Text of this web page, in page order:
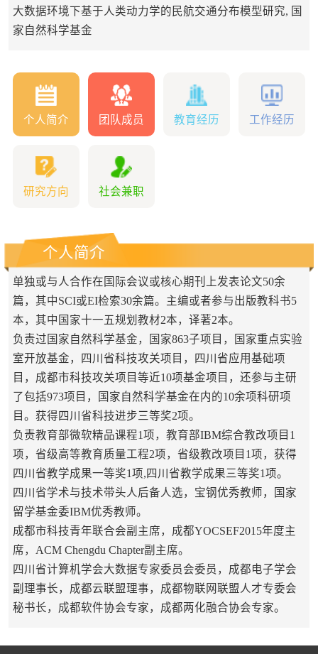
大数据环境下基于人类动力学的民航交通分布模型研究, 国
家自然科学基金
个人简介 团队成员 教育经历 工作经历
研究方向 社会兼职
个人简介
单独或与人合作在国际会议或核心期刊上发表论文50余
篇，其中SCI或EI检索30余篇。主编或者参与出版教科书5
本，其中国家十一五规划教材2本，译著2本。
负责过国家自然科学基金，国家863子项目，国家重点实验
室开放基金，四川省科技攻关项目，四川省应用基础项
目，成都市科技攻关项目等近10项基金项目，还参与主研
了包括973项目，国家自然科学基金在内的10余项科研项
目。获得四川省科技进步三等奖2项。
负责教育部微软精品课程1项，教育部IBM综合教改项目1
项，省级高等教育质量工程2项，省级教改项目1项，获得
四川省教学成果一等奖1项,四川省教学成果三等奖1项。
四川省学术与技术带头人后备人选，宝钢优秀教师，国家
留学基金委IBM优秀教师。
成都市科技青年联合会副主席，成都YOCSEF2015年度主
席，ACM Chengdu Chapter副主席。
四川省计算机学会大数据专家委员会委员，成都电子学会
副理事长，成都云联盟理事，成都物联网联盟人才专委会
秘书长，成都软件协会专家，成都两化融合协会专家。